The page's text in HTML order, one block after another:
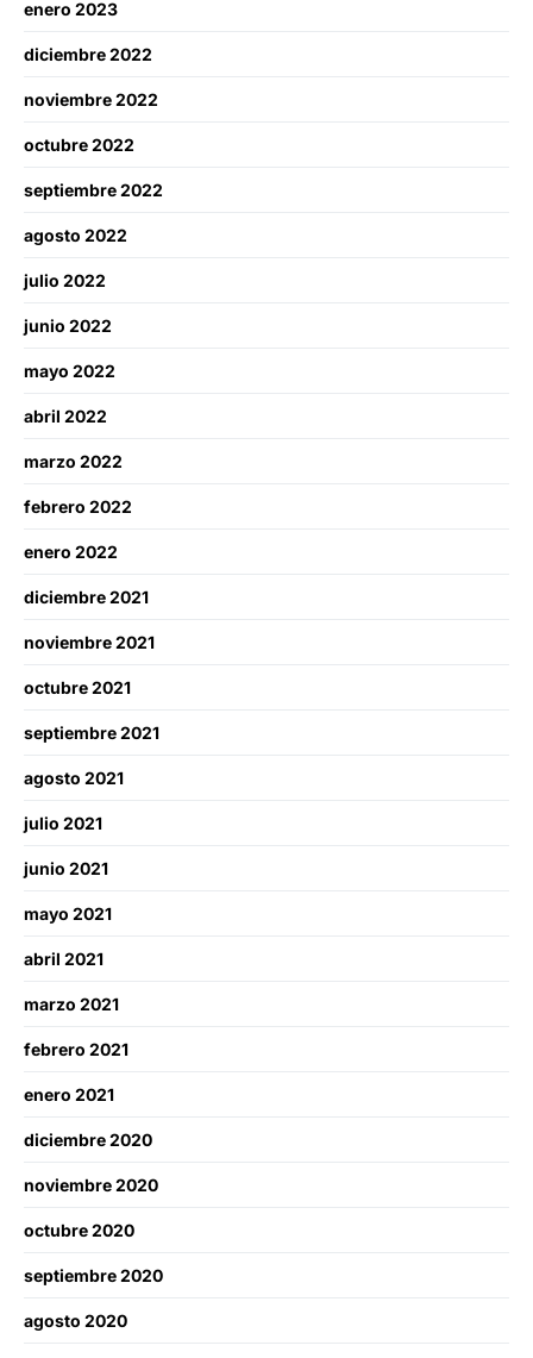
enero 2023
diciembre 2022
noviembre 2022
octubre 2022
septiembre 2022
agosto 2022
julio 2022
junio 2022
mayo 2022
abril 2022
marzo 2022
febrero 2022
enero 2022
diciembre 2021
noviembre 2021
octubre 2021
septiembre 2021
agosto 2021
julio 2021
junio 2021
mayo 2021
abril 2021
marzo 2021
febrero 2021
enero 2021
diciembre 2020
noviembre 2020
octubre 2020
septiembre 2020
agosto 2020